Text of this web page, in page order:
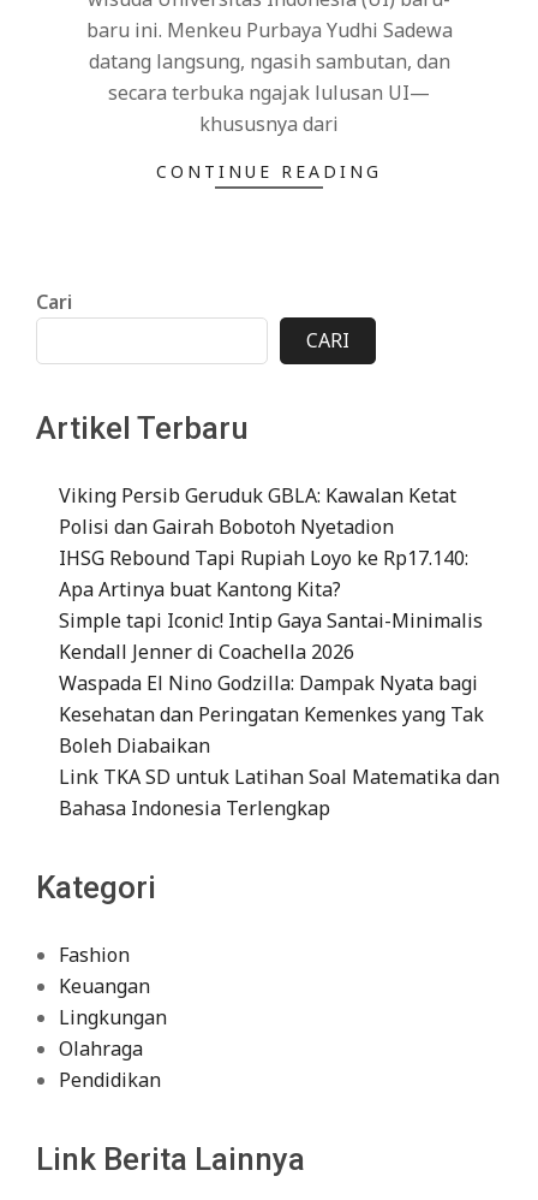
baru ini. Menkeu Purbaya Yudhi Sadewa
datang langsung, ngasih sambutan, dan
secara terbuka ngajak lulusan UI—
khususnya dari
CONTINUE READING
Cari
CARI
Artikel Terbaru
Viking Persib Geruduk GBLA: Kawalan Ketat
Polisi dan Gairah Bobotoh Nyetadion
IHSG Rebound Tapi Rupiah Loyo ke Rp17.140:
Apa Artinya buat Kantong Kita?
Simple tapi Iconic! Intip Gaya Santai-Minimalis
Kendall Jenner di Coachella 2026
Waspada El Nino Godzilla: Dampak Nyata bagi
Kesehatan dan Peringatan Kemenkes yang Tak
Boleh Diabaikan
Link TKA SD untuk Latihan Soal Matematika dan
Bahasa Indonesia Terlengkap
Kategori
Fashion
Keuangan
Lingkungan
Olahraga
Pendidikan
Link Berita Lainnya